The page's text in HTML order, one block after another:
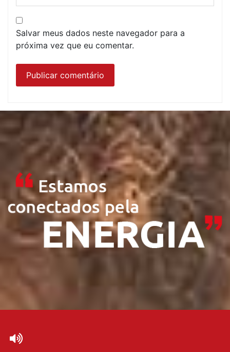
Salvar meus dados neste navegador para a
próxima vez que eu comentar.